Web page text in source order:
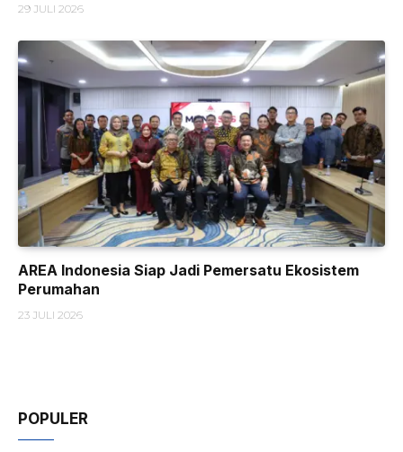
29 JULI 2026
AREA Indonesia Siap Jadi Pemersatu Ekosistem
Perumahan
23 JULI 2026
POPULER